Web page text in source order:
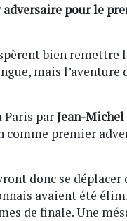
adversaire pour le
bien
mais l’aventure
Paris parJean-
comme premier
donc se
avaient été
de finale. Une